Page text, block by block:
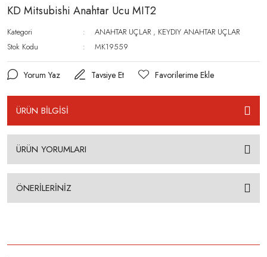
KD Mitsubishi Anahtar Ucu MIT2
Kategori ANAHTAR UÇLAR , KEYDIY ANAHTAR UÇLAR
Stok Kodu
MK19559
Yorum Yaz Tavsiye Et
ÜRÜN BİLGİSİ
ÜRÜN YORUMLARI
ÖNERİLERİNİZ